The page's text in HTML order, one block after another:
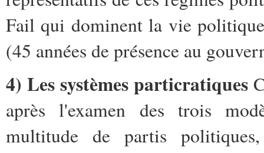
Fail qui dominent la vie
(45 années de présence au
4) Les systèmes particratiques
après l'examen des trois
multitude de partis